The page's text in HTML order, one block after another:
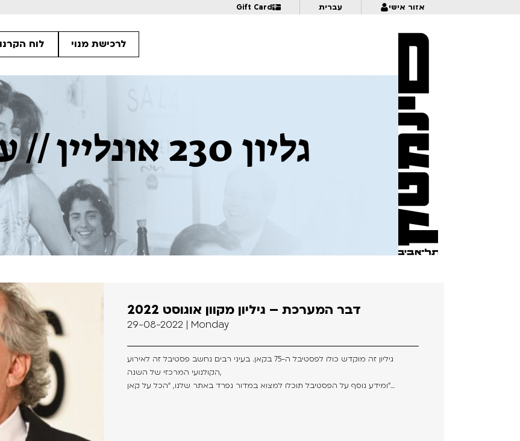
Gift Card עברית אזור אישי
מחווה
מחווה לקוונטין טרנטינו
Details
21:00
לוח לרכישת מנוי
גליון 230
דבר המערכת – גיליון מקוון אוגוסט 2022
29-08-2022 | Monday
גיליון זה מוקדש כולו לפסטיבל ה-75 בקאן. בעיני רבים נחשב פסטיבל זה לאירוע
הקולנועי המרכזי של השנה,
ומידע נוסף על הפסטיבל תוכלו למצוא במדור נפרד באתר שלנו, “הכל על קאן”…